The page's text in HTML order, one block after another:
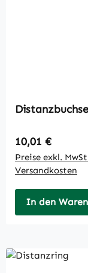
Distanzbuchse
Regulärer Preis:
10,01 €
Preise exkl.
Versandkosten
In den